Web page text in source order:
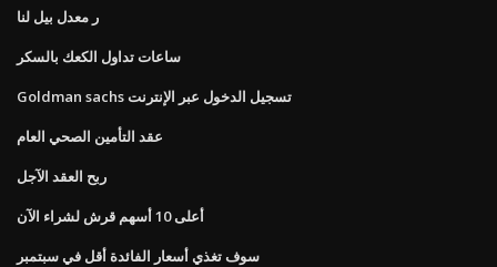
ر معدل بيل لنا
ساعات تداول الكعك بالسكر
Goldman sachs تسجيل الدخول عبر الإنترنت
عقد التأمين الصحي العام
ربح العقد الآجل
أعلى 10 أسهم قرش لشراء الآن
سوف تغذي أسعار الفائدة أقل في سبتمبر